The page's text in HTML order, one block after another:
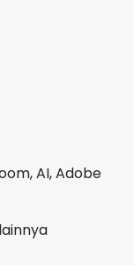
AI, Adobe